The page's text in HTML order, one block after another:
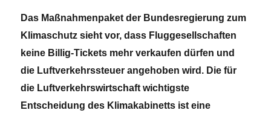
Das Maßnahmenpaket der Bundesregierung zum
Klimaschutz sieht vor, dass Fluggesellschaften
keine Billig-Tickets mehr verkaufen dürfen und
die Luftverkehrssteuer angehoben wird. Die für
die Luftverkehrswirtschaft wichtigste
Entscheidung des Klimakabinetts ist eine